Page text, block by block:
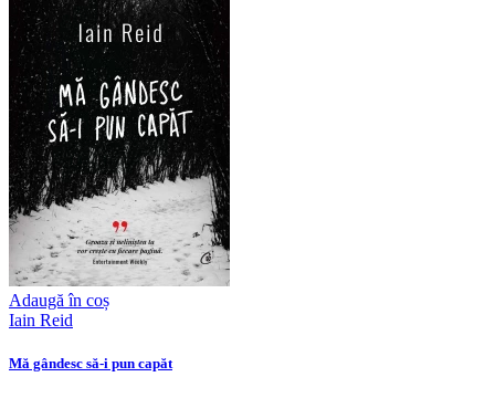
Adaugă în coș
Iain Reid
Mă gândesc să-i pun capăt